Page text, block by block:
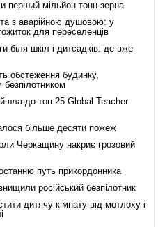
перший мільйон тонн зерна
з аварійною душовою: у
для переселенців
біля шкіл і дитсадків: де вже
обстеження будинку,
до топ-25 Global Teacher
більше десяти пожеж
Черкащину накриє грозовий
путь прикордонника
російський безпілотник
дитячу кімнату від мотлоху і